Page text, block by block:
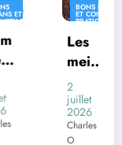
BONS PLANS
ET CONSEILS
PRATIQUES
INSPIRATION
& LIFESTYLE
Les
meill
desti
natio
juillet
2026
Charles
&
Où
vivre
Franc
e
juin
2026
Charles